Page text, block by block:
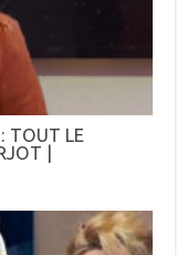
: TOUT LE
|